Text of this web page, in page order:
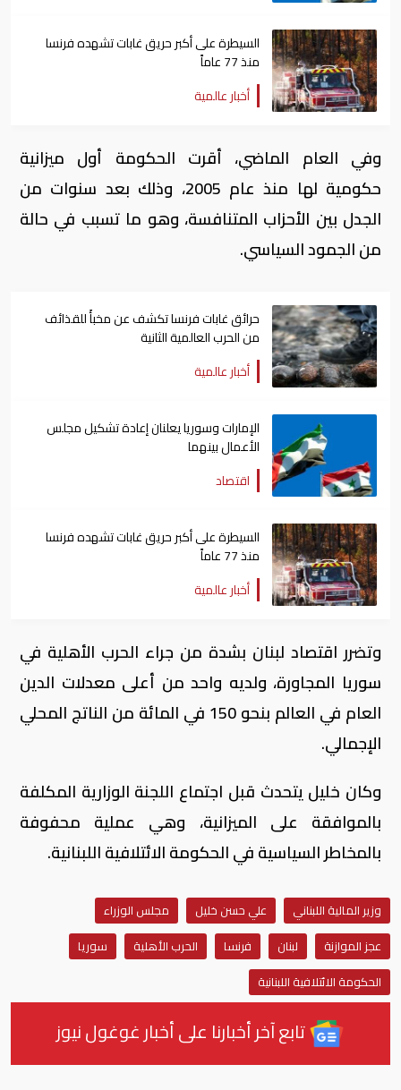
السيطرة على أكبر حريق غابات تشهده فرنسا
منذ 77 عاماً
أخبار عالمية
وفي العام الماضي، أقرت الحكومة أول ميزانية
حكومية لها منذ عام 2005، وذلك بعد سنوات من
الجدل بين الأحزاب المتنافسة، وهو ما تسبب في حالة
من الجمود السياسي.
حرائق غابات فرنسا تكشف عن مخبأً للقذائف
من الحرب العالمية الثانية
أخبار عالمية
الإمارات وسوريا يعلنان إعادة تشكيل مجلس
الأعمال بينهما
اقتصاد
السيطرة على أكبر حريق غابات تشهده فرنسا
منذ 77 عاماً
أخبار عالمية
وتضرر اقتصاد لبنان بشدة من جراء الحرب الأهلية في
سوريا المجاورة، ولديه واحد من أعلى معدلات الدين
العام في العالم بنحو 150 في المائة من الناتج المحلي
الإجمالي.
وكان خليل يتحدث قبل اجتماع اللجنة الوزارية المكلفة
بالموافقة على الميزانية، وهي عملية محفوفة
بالمخاطر السياسية في الحكومة الائتلافية اللبنانية.
وزير المالية اللبناني علي حسن خليل
مجلس الوزراء
عجز الموازنة
لبنان فرنسا الحرب الأهلية
سوريا
الحكومة الائتلافية اللبنانية
تابع آخر أخبارنا على أخبار غوغول نيوز